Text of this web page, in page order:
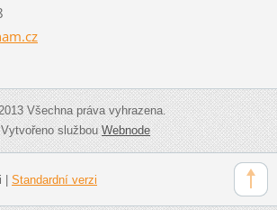
Všechna práva vyhrazena.
Vytvořeno službouWebnode
Standardní verzi